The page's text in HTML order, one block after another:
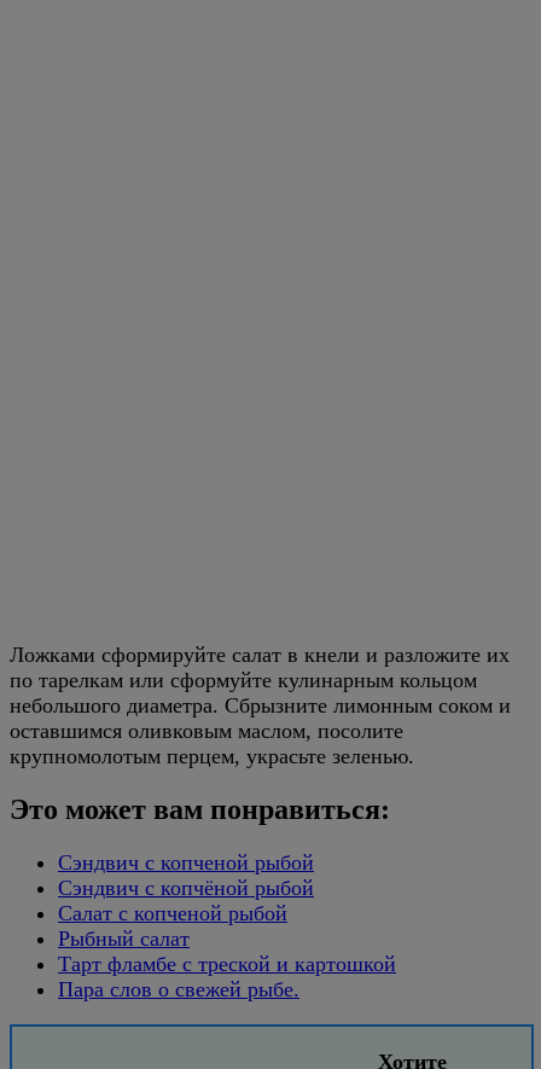
Ложками сформируйте салат в кнели и разложите их
по тарелкам или сформуйте кулинарным кольцом
небольшого диаметра. Сбрызните лимонным соком и
оставшимся оливковым маслом, посолите
крупномолотым перцем, украсьте зеленью.
Это может вам понравиться:
Сэндвич с копченой рыбой
Сэндвич с копчёной рыбой
Салат с копченой рыбой
Рыбный салат
Тарт фламбе с треской и картошкой
Пара слов о свежей рыбе.
Хотите